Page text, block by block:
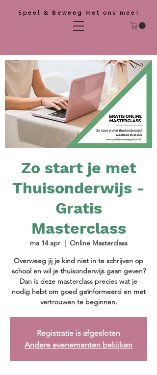
Speel & Beweeg met ons mee!
Zo start je met
Thuisonderwijs -
Gratis
Masterclass
ma 14 apr
  |
Online Masterclass
Overweeg jij je kind niet in te schrijven op
school en wil je thuisonderwijs gaan geven?
Dan is deze masterclass precies wat je
nodig hebt om goed geïnformeerd en met
vertrouwen te beginnen.
Registratie is afgesloten
Andere evenementen bekijken